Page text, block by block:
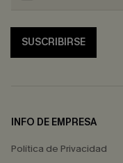
SUSCRIBIRSE
INFO DE EMPRESA
Política de Privacidad